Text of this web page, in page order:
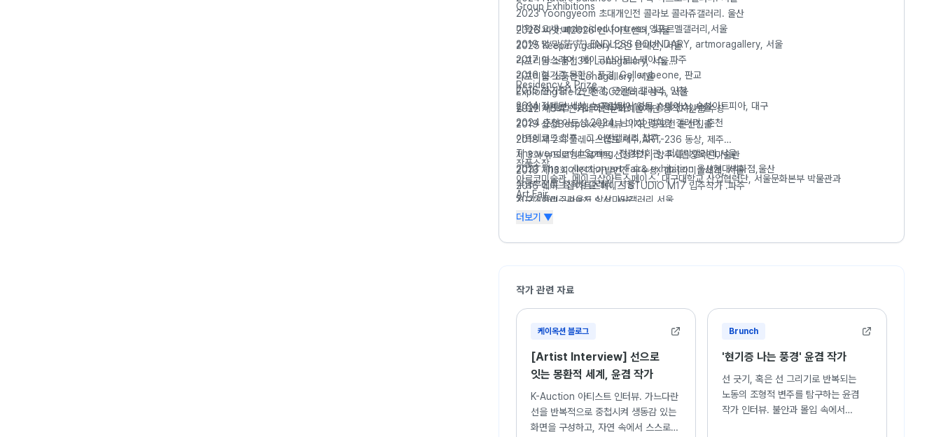
2023 Yoongyeom 초대개인전 콜라보 콜라쥬갤러리. 울산
미확정요새 undecided fortress 앵포르멜갤러리,서울
2019 망‘망(茫’茫) ENDLESS BOUNDARY, artmoragallery, 서울
2017 아스라이, 메이크샵아트스페이스, 파주
2016 현기증 몽환의 풍경, Gallerybeone, 판교
2015 현기증 나는 풍경, 구올담 갤러리, 인천
2014 정제된 세상, 뉴프런티어 아트 스페이스, 수성아트피아, 대구
Group Exhibitions
2026 씨앗:페2026 인사아트센터, 서울
2025 Keepery gallery 12인 단체전, 서울
라포리움 소품전3회 Lohagallery, 서울
라포리움 소품전 Lohagallery, 서울
Exploring life 2인전 GG2갤러리 성수, 서울
답십리 아트랩 이랜드문화재단 16기 공모 전시,서울
2024 춘천 아트섬 2024, 남이섬 평화랑 갤러리, 춘천
아트레코드 청주 , 그 어떤갤러리,청주,
The wonderful Spring. 전경련회관, 퍼블릭갤러리,서울
2023 The collection art Fair& exhibition 울산현대백화점,울산
무궁무진展 청화랑갤러리, 서울
2022 플리그라운드 상상마당갤러리,서울
ART 대전 My First collection 대전신세계갤러리, 대전
ART3.6.9 플랫폼L. 서울
2020 KEAs2020 온택 : 그럼에도 불구하고, 아트당. 서울
Young korean artist collaboration music+art dcsign 서울숲 코사이어티. 서울
ASYAAF.아시아 대학생 청년작가 ARTISTY 특별전, 홍대현대미술관.서울
A1청년작가전 금보성아트센터, 서울
정물화(靜物畵) 정부청사갤러리. 서울
버무림 경계를 지우다 展, 평택예술관, 평택
Nature artmora gallery, 뉴저지
풍경 그너머 展 신세계갤러리센텀시티, 부산
Residency & Prize
2022 제5회 인카네이션문화예술재단 창작지원금 수상
2019 삼성Bespoke랑데뷰 디자인공모전 본선진출
2018 제 2회 플레이스캠프 제주 ART-236 동상, 제주
제 3회 뉴드로잉프로젝트 선정작가 , 양주시립장욱진미술관
2016 제13회 신진작가발언전 우수상, 갤러리미술세계, 서울
2016 메이크샵아트스페이스 STUDIO M17 입주작가 .파주
전국대학미술공모전 입선, 서울
2015 전국대학미술공모전 입선, 창원
작품소장
아르코미술관. 메이크샵아트스페이스. 대구대학교 산업협력단, 서울문화본부 박물관과
Art Fair
2024 제주아트페어. 제주 신진작가특별전
2021 을지아트페어. 서울
2019 Artgwangju artmoragallery. 광주
2017 천변아트페어 artertaingallery, 서울
2015 경남국제아트페어 통영gallery, 경남
더보기 ▼
작가 관련 자료
케이옥션 블로그
[Artist Interview] 선으로
잇는 몽환적 세계, 윤겸 작가
K-Auction 아티스트 인터뷰. 가느다란
선을 반복적으로 중첩시켜 생동감 있는
화면을 구성하고, 자연 속에서 스스로를
Brunch
'현기증 나는 풍경' 윤겸 작가
선 긋기, 혹은 선 그리기로 반복되는
노동의 조형적 변주를 탐구하는 윤겸
작가 인터뷰. 불안과 몰입 속에서